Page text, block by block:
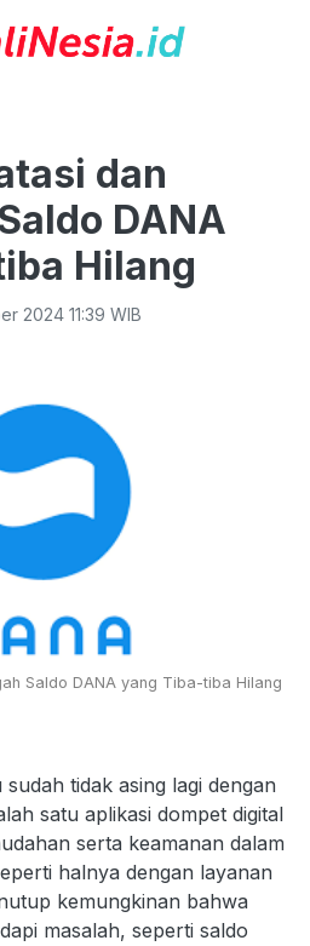
dan
DANA
Hilang
2024 11:39 WIB
Saldo DANA yang Tiba-tiba Hilang
tidak asing lagi dengan
satu aplikasi dompet digital
serta keamanan dalam
halnya dengan layanan
kemungkinan bahwa
masalah, seperti saldo